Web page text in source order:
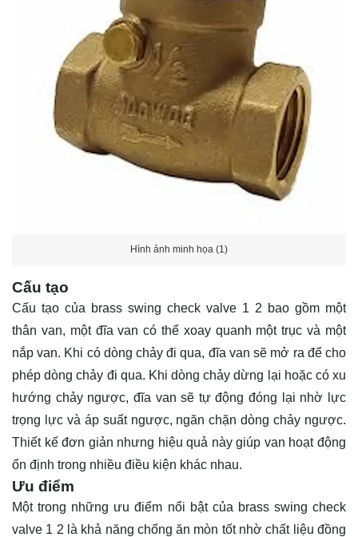
Hình ảnh minh họa (1)
Cấu tạo
Cấu tạo của brass swing check valve 1 2 bao gồm một
thân van, một đĩa van có thể xoay quanh một trục và một
nắp van. Khi có dòng chảy đi qua, đĩa van sẽ mở ra để cho
phép dòng chảy đi qua. Khi dòng chảy dừng lại hoặc có xu
hướng chảy ngược, đĩa van sẽ tự động đóng lại nhờ lực
trọng lực và áp suất ngược, ngăn chặn dòng chảy ngược.
Thiết kế đơn giản nhưng hiệu quả này giúp van hoạt động
ổn định trong nhiều điều kiện khác nhau.
Ưu điểm
Một trong những ưu điểm nổi bật của brass swing check
valve 1 2 là khả năng chống ăn mòn tốt nhờ chất liệu đồng